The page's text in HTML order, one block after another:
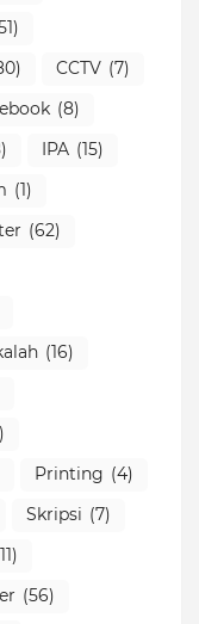
CCTV (7)
(8)
IPA (15)
(1)
(62)
(16)
Printing (4)
Skripsi (7)
(56)